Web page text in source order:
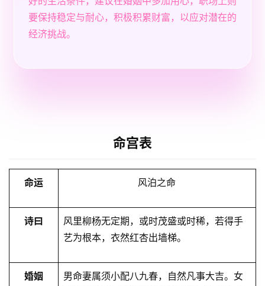
要保持稳定与耐心，积极积累财富，以应对潜在的
经济挑战。
命宫表
命运 ⻛泊之命
诗曰
⻛里柳杨无定期，或时茂盛或时稀，若得手
艺为根本，衣然红杏出墙梯。
婚姻
男命妻属须小配八九春，自然凡事大吉。女